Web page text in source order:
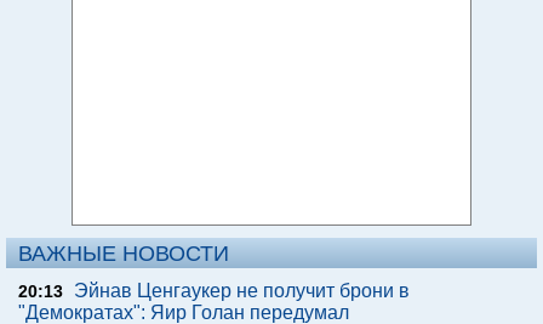
ВАЖНЫЕ НОВОСТИ
20:13
Эйнав Ценгаукер не получит брони в
"Демократах": Яир Голан передумал